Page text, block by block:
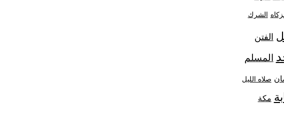
الشرك
الفتن
المسلم
صلاه الليل
مكة